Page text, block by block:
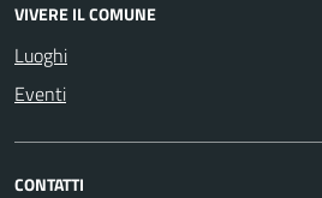
VIVERE IL COMUNE
Luoghi
Eventi
CONTATTI